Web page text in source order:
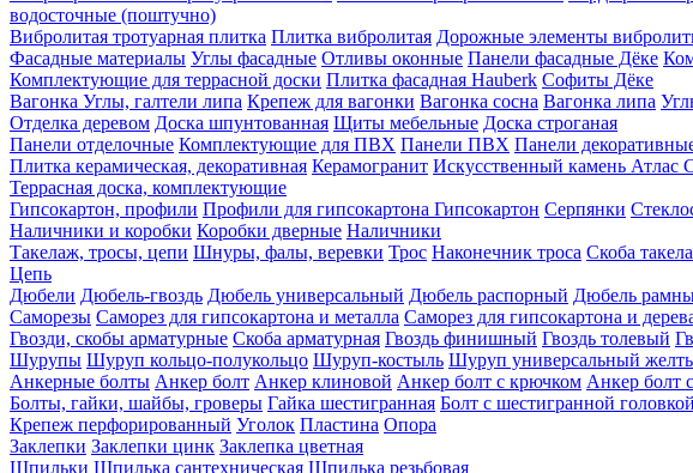
водосточные (поштучно)
Вибролитая тротуарная плитка Плитка вибролитая Дорожные элементы
Фасадные материалы Углы фасадные Отливы оконные Панели фасадные Дёке
Комплектующие для террасной доски Плитка фасадная Hauberk Софиты Дёке
Вагонка Углы, галтели липа Крепеж для вагонки Вагонка сосна Вагонка липа
Отделка деревом Доска шпунтованная Щиты мебельные Доска строганая
Панели отделочные Комплектующие для ПВХ Панели ПВХ Панели
Плитка керамическая, декоративная Керамогранит Искусственный камень Атлас
Террасная доска, комплектующие
Гипсокартон, профили Профили для гипсокартона Гипсокартон Серпянки
Наличники и коробки Коробки дверные Наличники
Такелаж, тросы, цепи Шнуры, фалы, веревки Трос Наконечник троса Скоба
Цепь
Дюбели Дюбель-гвоздь Дюбель универсальный Дюбель распорный Дюбель
Саморезы Саморез для гипсокартона и металла Саморез для гипсокартона и
Гвозди, скобы арматурные Скоба арматурная Гвоздь финишный Гвоздь толевый
Шурупы Шуруп кольцо-полукольцо Шуруп-костыль Шуруп универсальный
Анкерные болты Анкер болт Анкер клиновой Анкер болт с крючком Анкер болт
Болты, гайки, шайбы, гроверы Гайка шестигранная Болт c шестигранной головкой
Крепеж перфорированный Уголок Пластина Опора
Заклепки Заклепки цинк Заклепка цветная
Шпильки Шпилька сантехническая Шпилька резьбовая